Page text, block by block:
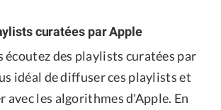
curatées par Apple
écoutez des playlists curatées par
idéal de diffuser ces playlists et
avec les algorithmes d'Apple. En